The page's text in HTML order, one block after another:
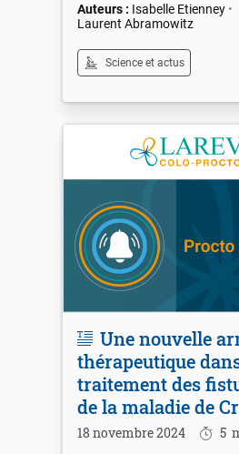
Isabelle Etienney
Laurent Abramowitz
Science et actus
Une nouvelle
thérapeutique
traitement des
de la maladie de
18 novembre 2024 5